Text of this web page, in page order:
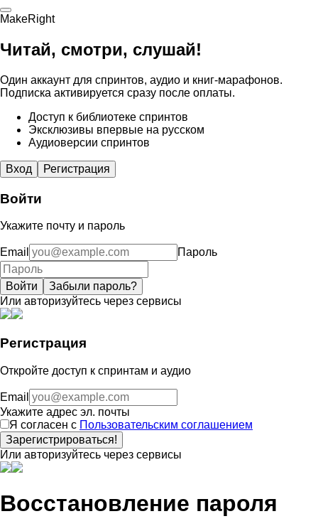
MakeRight
Читай, смотри, слушай!
Один аккаунт для спринтов, аудио и книг-марафонов.
Подписка активируется сразу после оплаты.
Доступ к библиотеке спринтов
Эксклюзивы впервые на русском
Аудиоверсии спринтов
Вход Регистрация
Войти
Укажите почту и пароль
Email Пароль
Войти
Забыли пароль?
Или авторизуйтесь через сервисы
Регистрация
Откройте доступ к спринтам и аудио
Email
Укажите адрес эл. почты
Я согласен с Пользовательским соглашением
Зарегистрироваться!
Или авторизуйтесь через сервисы
Восстановление пароля